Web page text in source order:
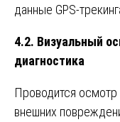
данные GPS-
4.2. Визуальный
диагностика
Проводится осмотр
внешних